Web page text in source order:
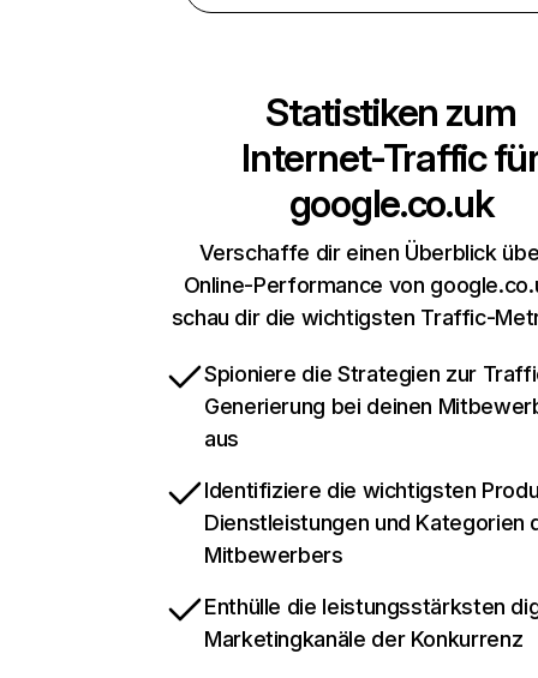
Statistiken zum
Internet-Traffic
google.co.uk
Verschaffe dir einen Überblick
Online-Performance von
schau dir die wichtigsten Traffic-
Spioniere die Strategien zur
Generierung bei deinen
aus
Identifiziere die wichtigsten
Dienstleistungen und Kategorien
Mitbewerbers
Enthülle die leistungsstärksten
Marketingkanäle der Konkurrenz